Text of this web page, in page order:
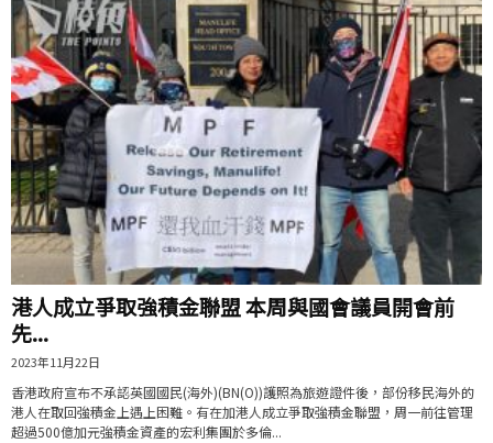
港人成立爭取強積金聯盟 本周與國會議員開會前
先...
2023年11月22日
香港政府宣布不承認英國國民(海外)(BN(O))護照為旅遊證件後，部份移民海外的
港人在取回強積金上遇上困難。有在加港人成立爭取強積金聯盟，周一前往管理
超過500億加元強積金資產的宏利集團於多倫...